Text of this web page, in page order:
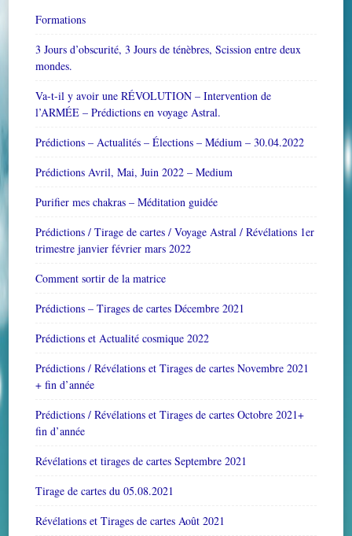
Formations
3 Jours d’obscurité, 3 Jours de ténèbres, Scission entre deux
mondes.
Va-t-il y avoir une RÉVOLUTION – Intervention de
l’ARMÉE – Prédictions en voyage Astral.
Prédictions – Actualités – Élections – Médium – 30.04.2022
Prédictions Avril, Mai, Juin 2022 – Medium
Purifier mes chakras – Méditation guidée
Prédictions / Tirage de cartes / Voyage Astral / Révélations 1er
trimestre janvier février mars 2022
Comment sortir de la matrice
Prédictions – Tirages de cartes Décembre 2021
Prédictions et Actualité cosmique 2022
Prédictions / Révélations et Tirages de cartes Novembre 2021
+ fin d’année
Prédictions / Révélations et Tirages de cartes Octobre 2021+
fin d’année
Révélations et tirages de cartes Septembre 2021
Tirage de cartes du 05.08.2021
Révélations et Tirages de cartes Août 2021